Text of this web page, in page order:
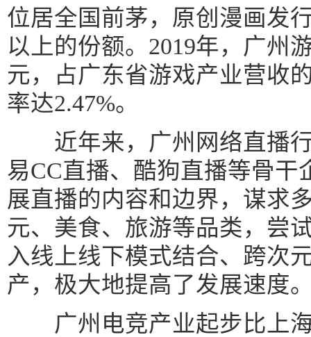
位居全国前茅，原创漫画发
以上的份额。2019年，广州
元，占广东省游戏产业营收
率达2.47%。
近年来，广州网络直播行
易CC直播、酷狗直播等骨干
展直播的内容和边界，谋求
元、美食、旅游等品类，尝
入线上线下模式结合、跨次
产，极大地提高了发展速度
广州电竞产业起步比上海